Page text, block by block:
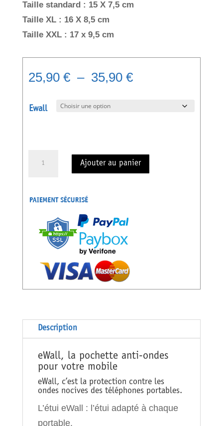
Taille standard : 15 X 7,5 cm
Taille XL : 16 X 8,5 cm
Taille XXL : 17 x 9,5 cm
25,90 € – 35,90 €Plage
35,90 €
Ewall
-
bleu
Ajouter au panier
Description
eWall, la pochette anti-ondes
pour votre mobile
eWall, c’est la protection contre les
ondes nocives des téléphones portables.
L’étui eWall : l’étui adapté à chaque
portable.